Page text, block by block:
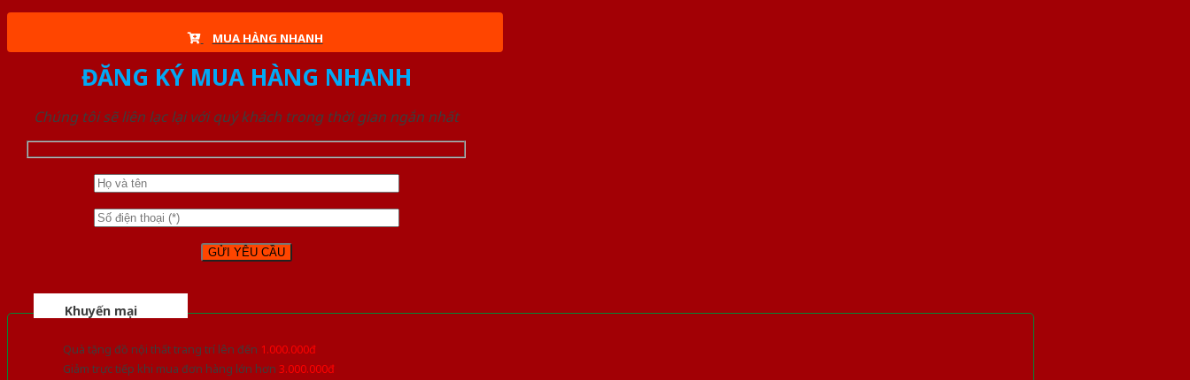
MUA HÀNG NHANH
ĐĂNG KÝ MUA HÀNG NHANH
Chúng tôi sẽ liên lạc lại với quý khách trong thời gian ngắn nhất
Khuyến mại
Quà tặng đồ nội thất trang trí lên đến 1.000.000đ
Giảm trực tiếp khi mua đơn hàng lớn hơn 3.000.000đ